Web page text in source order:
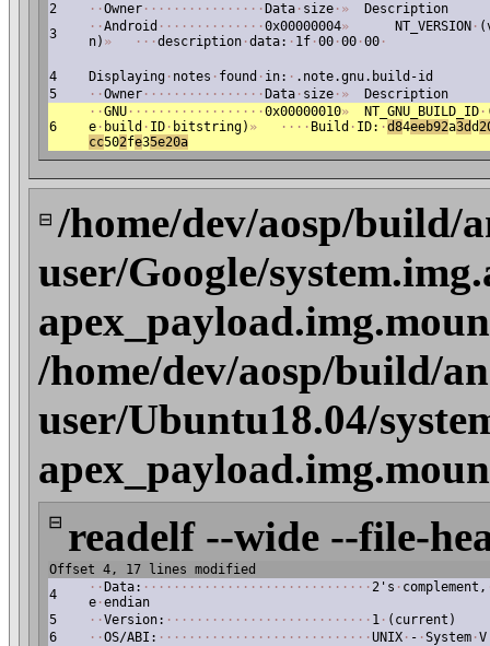
2
· ·Owner · · · · · · · · · · · · · · · · Data · size · » Description
3
· ·Android · · · · · · · · · · · · · ·0x00000004» NT_VERSION ·
n) » · · ·description ·data: · 1f ·00 ·00 ·00 ·
4 Displaying · notes · found · in: · .note.gnu.build-id
5
· ·Owner · · · · · · · · · · · · · · · · Data · size · » Description
6
· ·GNU · · · · · · · · · · · · · · · · · ·0x00000010» NT_GNU_BUILD_ID ·
e · build · ID · bitstring) » · · · · Build · ID: ·d84eeb92a3dd2
cc502fe35e20a
⊟ /home/dev/aosp/build/
user/Google/
/home/dev/aosp/build/
user/Ubuntu18.04/
⊟ readelf --wide --file-
Offset 4, 17 lines modified
4
· · Data: · · · · · · · · · · · · · · · · · · · · · · · · · · · · · ·2's · complement,
e ·endian
5
· ·Version: · · · · · · · · · · · · · · · · · · · · · · · · · · · 1 · (current)
6
· ·OS/ABI: · · · · · · · · · · · · · · · · · · · · · · · · · · · ·UNIX · - ·System ·V